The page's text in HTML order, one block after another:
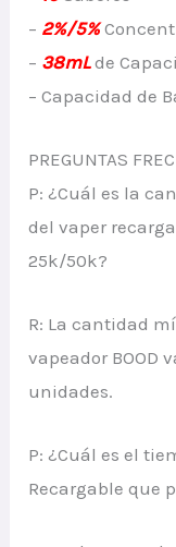
– 2%/5%
– 38mLde
– Capacidad de
PREGUNTAS
P: ¿Cuál es la
del vaper
25k/50k?
R: La cantidad
vapeador BOOD
unidades.
P: ¿Cuál es el
Recargable que